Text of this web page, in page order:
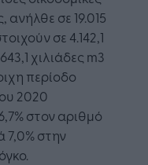
σε 19.015
σε 4.142,1
χιλιάδες m3
περίοδο
2020
στον αριθμό
7,0% στην